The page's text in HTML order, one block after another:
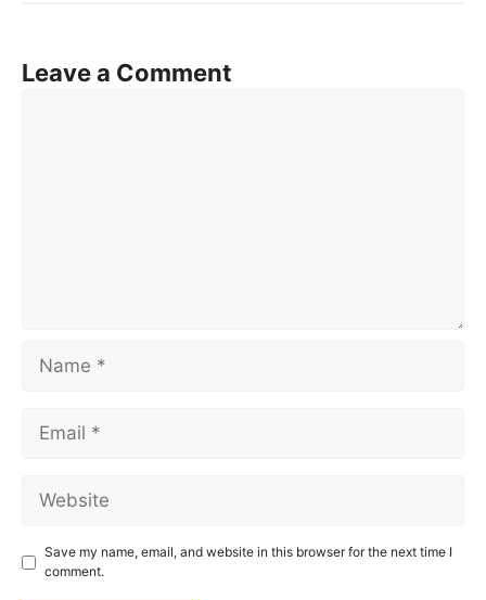
Leave a Comment
Name
Email
Website
Save my name, email, and website in this browser for the next time I
comment.